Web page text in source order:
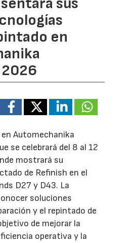
en
Automechanika
se celebrará del 8 al 12
mostrará su
de Refinish en el
D27 y D43. La
soluciones
y el repintado de
de mejorar la
operativa y la